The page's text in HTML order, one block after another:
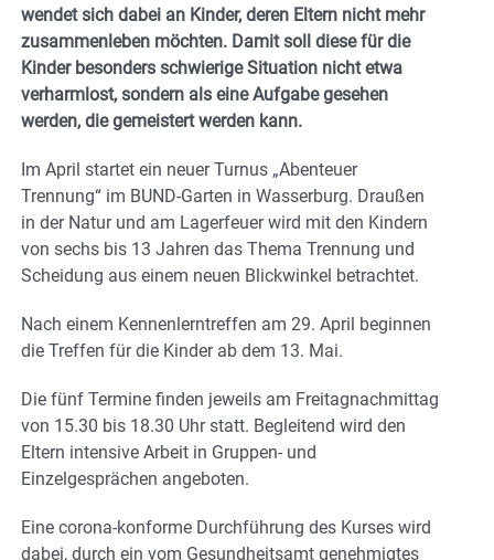
wendet sich dabei an Kinder, deren Eltern nicht mehr
zusammenleben möchten. Damit soll diese für die
Kinder besonders schwierige Situation nicht etwa
verharmlost, sondern als eine Aufgabe gesehen
werden, die gemeistert werden kann.
Im April startet ein neuer Turnus „Abenteuer
Trennung“ im BUND-Garten in Wasserburg. Draußen
in der Natur und am Lagerfeuer wird mit den Kindern
von sechs bis 13 Jahren das Thema Trennung und
Scheidung aus einem neuen Blickwinkel betrachtet.
Nach einem Kennenlerntreffen am 29. April beginnen
die Treffen für die Kinder ab dem 13. Mai.
Die fünf Termine finden jeweils am Freitagnachmittag
von 15.30 bis 18.30 Uhr statt. Begleitend wird den
Eltern intensive Arbeit in Gruppen- und
Einzelgesprächen angeboten.
Eine corona-konforme Durchführung des Kurses wird
dabei, durch ein vom Gesundheitsamt genehmigtes